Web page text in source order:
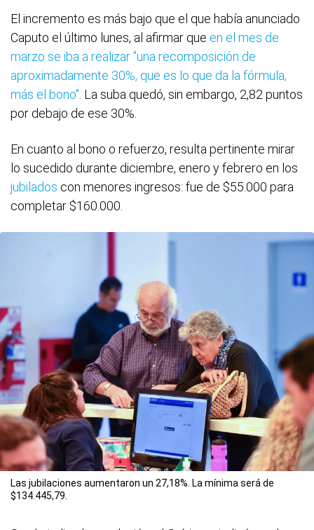
El incremento es más bajo que el que había anunciado
Caputo el último lunes, al afirmar que en el mes de
marzo se iba a realizar "una recomposición de
aproximadamente 30%, que es lo que da la fórmula,
más el bono" . La suba quedó, sin embargo, 2,82 puntos
por debajo de ese 30%.
En cuanto al bono o refuerzo, resulta pertinente mirar
lo sucedido durante diciembre, enero y febrero en los
jubilados con menores ingresos: fue de $55.000 para
completar $160.000.
Las jubilaciones aumentaron un 27,18%. La mínima será de
$134.445,79.